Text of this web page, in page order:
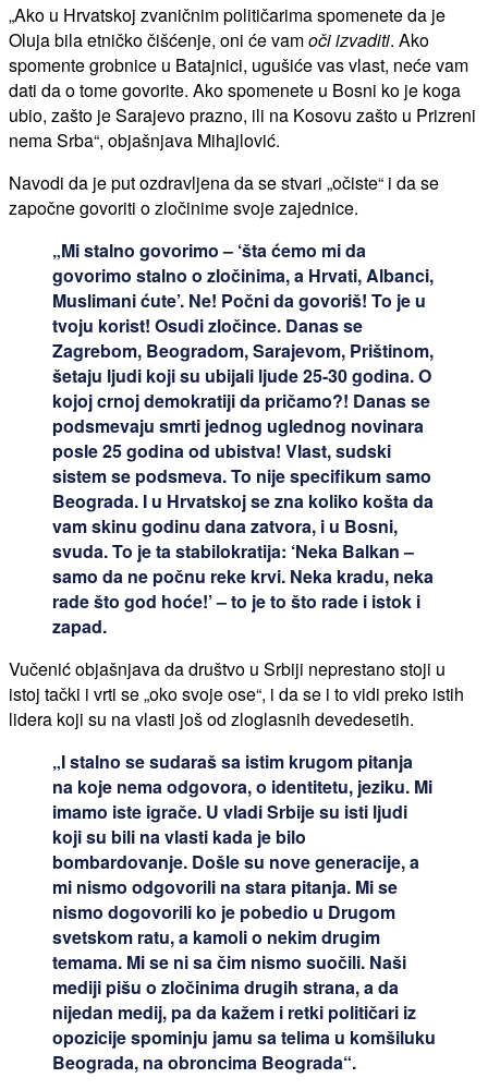
„Ako u Hrvatskoj zvaničnim političarima spomenete da je
Oluja bila etničko čišćenje, oni će vamoči izvaditi. Ako
spomente grobnice u Batajnici, ugušiće vas vlast, neće vam
dati da o tome govorite. Ako spomenete u Bosni ko je koga
ubio, zašto je Sarajevo prazno, ili na Kosovu zašto u Prizreni
nema Srba“, objašnjava Mihajlović.
Navodi da je put ozdravljena da se stvari „očiste“ i da se
započne govoriti o zločinime svoje zajednice.
„Mi stalno govorimo – ‘šta ćemo mi da
govorimo stalno o zločinima, a Hrvati, Albanci,
Muslimani ćute’. Ne! Počni da govoriš! To je u
tvoju korist! Osudi zločince. Danas se
Zagrebom, Beogradom, Sarajevom, Prištinom,
šetaju ljudi koji su ubijali ljude 25-30 godina. O
kojoj crnoj demokratiji da pričamo?! Danas se
podsmevaju smrti jednog uglednog novinara
posle 25 godina od ubistva! Vlast, sudski
sistem se podsmeva. To nije specifikum samo
Beograda. I u Hrvatskoj se zna koliko košta da
vam skinu godinu dana zatvora, i u Bosni,
svuda. To je ta stabilokratija: ‘Neka Balkan –
samo da ne počnu reke krvi. Neka kradu, neka
rade što god hoće!’ – to je to što rade i istok i
zapad.
Vučenić objašnjava da društvo u Srbiji neprestano stoji u
istoj tački i vrti se „oko svoje ose“, i da se i to vidi preko istih
lidera koji su na vlasti još od zloglasnih devedesetih.
„I stalno se sudaraš sa istim krugom pitanja
na koje nema odgovora, o identitetu, jeziku. Mi
imamo iste igrače. U vladi Srbije su isti ljudi
koji su bili na vlasti kada je bilo
bombardovanje. Došle su nove generacije, a
mi nismo odgovorili na stara pitanja. Mi se
nismo dogovorili ko je pobedio u Drugom
svetskom ratu, a kamoli o nekim drugim
temama. Mi se ni sa čim nismo suočili. Naši
mediji pišu o zločinima drugih strana, a da
nijedan medij, pa da kažem i retki političari iz
opozicije spominju jamu sa telima u komšiluku
Beograda, na obroncima Beograda“.